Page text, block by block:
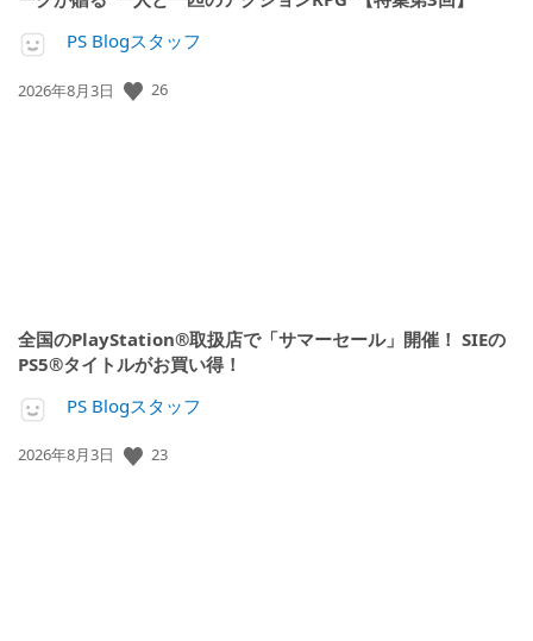
PS Blogスタッフ
公
2026年8月3日 26
全国のPlayStation®取扱店で「サマーセール」開催！ SIEの
PS5®タイトルがお買い得！
PS Blogスタッフ
公
2026年8月3日 23